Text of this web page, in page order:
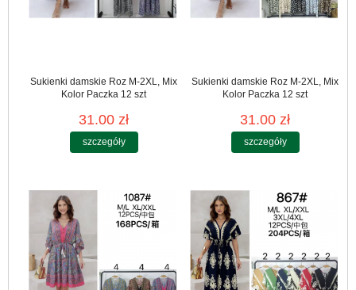
Sukienki damskie Roz M-2XL, Mix
Kolor Paczka 12 szt
31.00 zł
szczegóły
Sukienki damskie Roz M-2XL, Mix
Kolor Paczka 12 szt
31.00 zł
szczegóły